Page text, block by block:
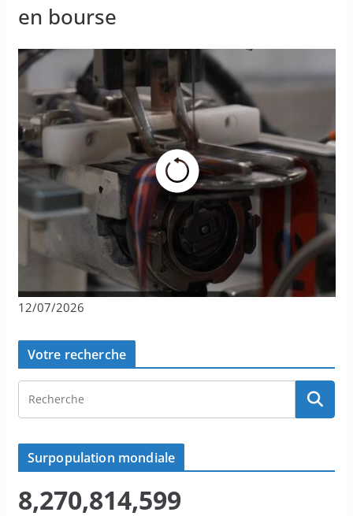
en bourse
12/07/2026
Votre recherche
Surpopulation mondiale
8,270,814,599